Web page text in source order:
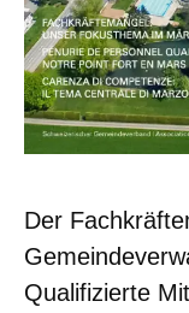
Der
Qualifizierte